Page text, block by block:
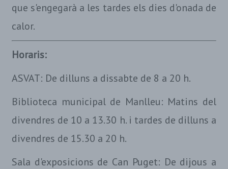
que s'engegarà a les tardes els dies d'onada de
calor.
Horaris:
ASVAT: De dilluns a dissabte de 8 a 20 h.
Biblioteca municipal de Manlleu: Matins del
divendres de 10 a 13.30 h. i tardes de dilluns a
divendres de 15.30 a 20 h.
Sala d'exposicions de Can Puget: De dijous a